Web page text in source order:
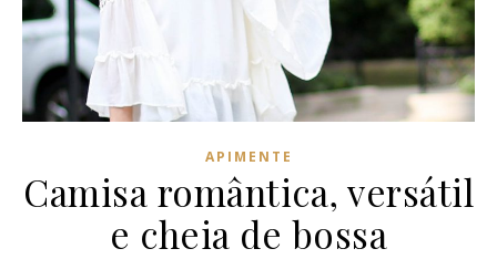
APIMENTE
Camisa romântica, versátil
e cheia de bossa